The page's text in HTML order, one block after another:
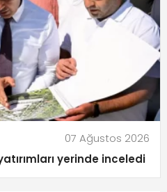
07 Ağustos 2026
yerinde inceledi